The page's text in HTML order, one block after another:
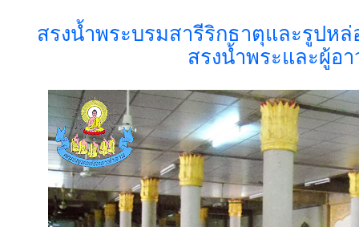
สรงน้ำพระบรมสารีริกธาตุและรูปห
สรงน้ำพระและผู้อา